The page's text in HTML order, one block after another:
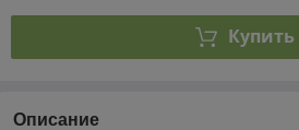
Купить
Описание